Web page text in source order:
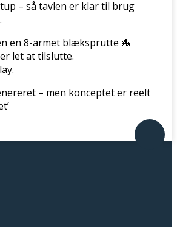
– så tavlen er klar til brug
en 8-armet blæksprutte 🐙
let at tilslutte.
– men konceptet er reelt